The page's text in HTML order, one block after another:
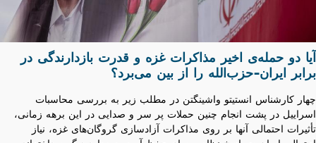
آیا دو حمله‌ی اخیر مذاکرات غزه و قدرت بازدارندگی در
برابر ایران-حزب‌الله را از بین می‌برد؟
چهار کارشناس انستیتو واشینگتن در مطلب زیر به بررسی محاسبات
اسراییل در پشت انجام چنین حملات پر سر و صدایی در این برهه زمانی،
تأثیرات احتمالی آنها بر روی مذاکرات آزادسازی گروگان‌های غزه، نیاز